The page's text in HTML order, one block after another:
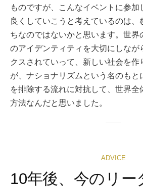
ものですが、こんなイベントに参加
良くしていこうと考えているのは、
ちなのではないかと思います。世界
のアイデンティティを大切にしなが
クスされていって、新しい社会を作
が、ナショナリズムという名のもと
を排除する流れに対抗して、世界全
方法なんだと思いました。
ADVICE
10年後、今のリー